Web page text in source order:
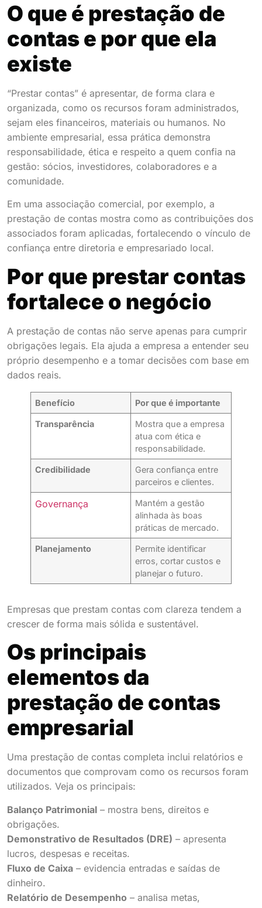
O que é prestação de
contas e por que ela
existe
“Prestar contas” é apresentar, de forma clara e
organizada, como os recursos foram administrados,
sejam eles financeiros, materiais ou humanos. No
ambiente empresarial, essa prática demonstra
responsabilidade, ética e respeito a quem confia na
gestão: sócios, investidores, colaboradores e a
comunidade.
Em uma associação comercial, por exemplo, a
prestação de contas mostra como as contribuições dos
associados foram aplicadas, fortalecendo o vínculo de
confiança entre diretoria e empresariado local.
Por que prestar contas
fortalece o negócio
A prestação de contas não serve apenas para cumprir
obrigações legais. Ela ajuda a empresa a entender seu
próprio desempenho e a tomar decisões com base em
dados reais.
Benefício Por que é importante
Transparência
Mostra que a empresa
atua com ética e
responsabilidade.
Credibilidade
Gera confiança entre
parceiros e clientes.
Governança
Mantém a gestão
alinhada às boas
práticas de mercado.
Planejamento
Permite identificar
erros, cortar custos e
planejar o futuro.
Empresas que prestam contas com clareza tendem a
crescer de forma mais sólida e sustentável.
Os principais
elementos da
prestação de contas
empresarial
Uma prestação de contas completa inclui relatórios e
documentos que comprovam como os recursos foram
utilizados. Veja os principais:
Balanço Patrimonial – mostra bens, direitos e
obrigações.
Demonstrativo de Resultados (DRE) – apresenta
lucros, despesas e receitas.
Fluxo de Caixa – evidencia entradas e saídas de
dinheiro.
Relatório de Desempenho – analisa metas,